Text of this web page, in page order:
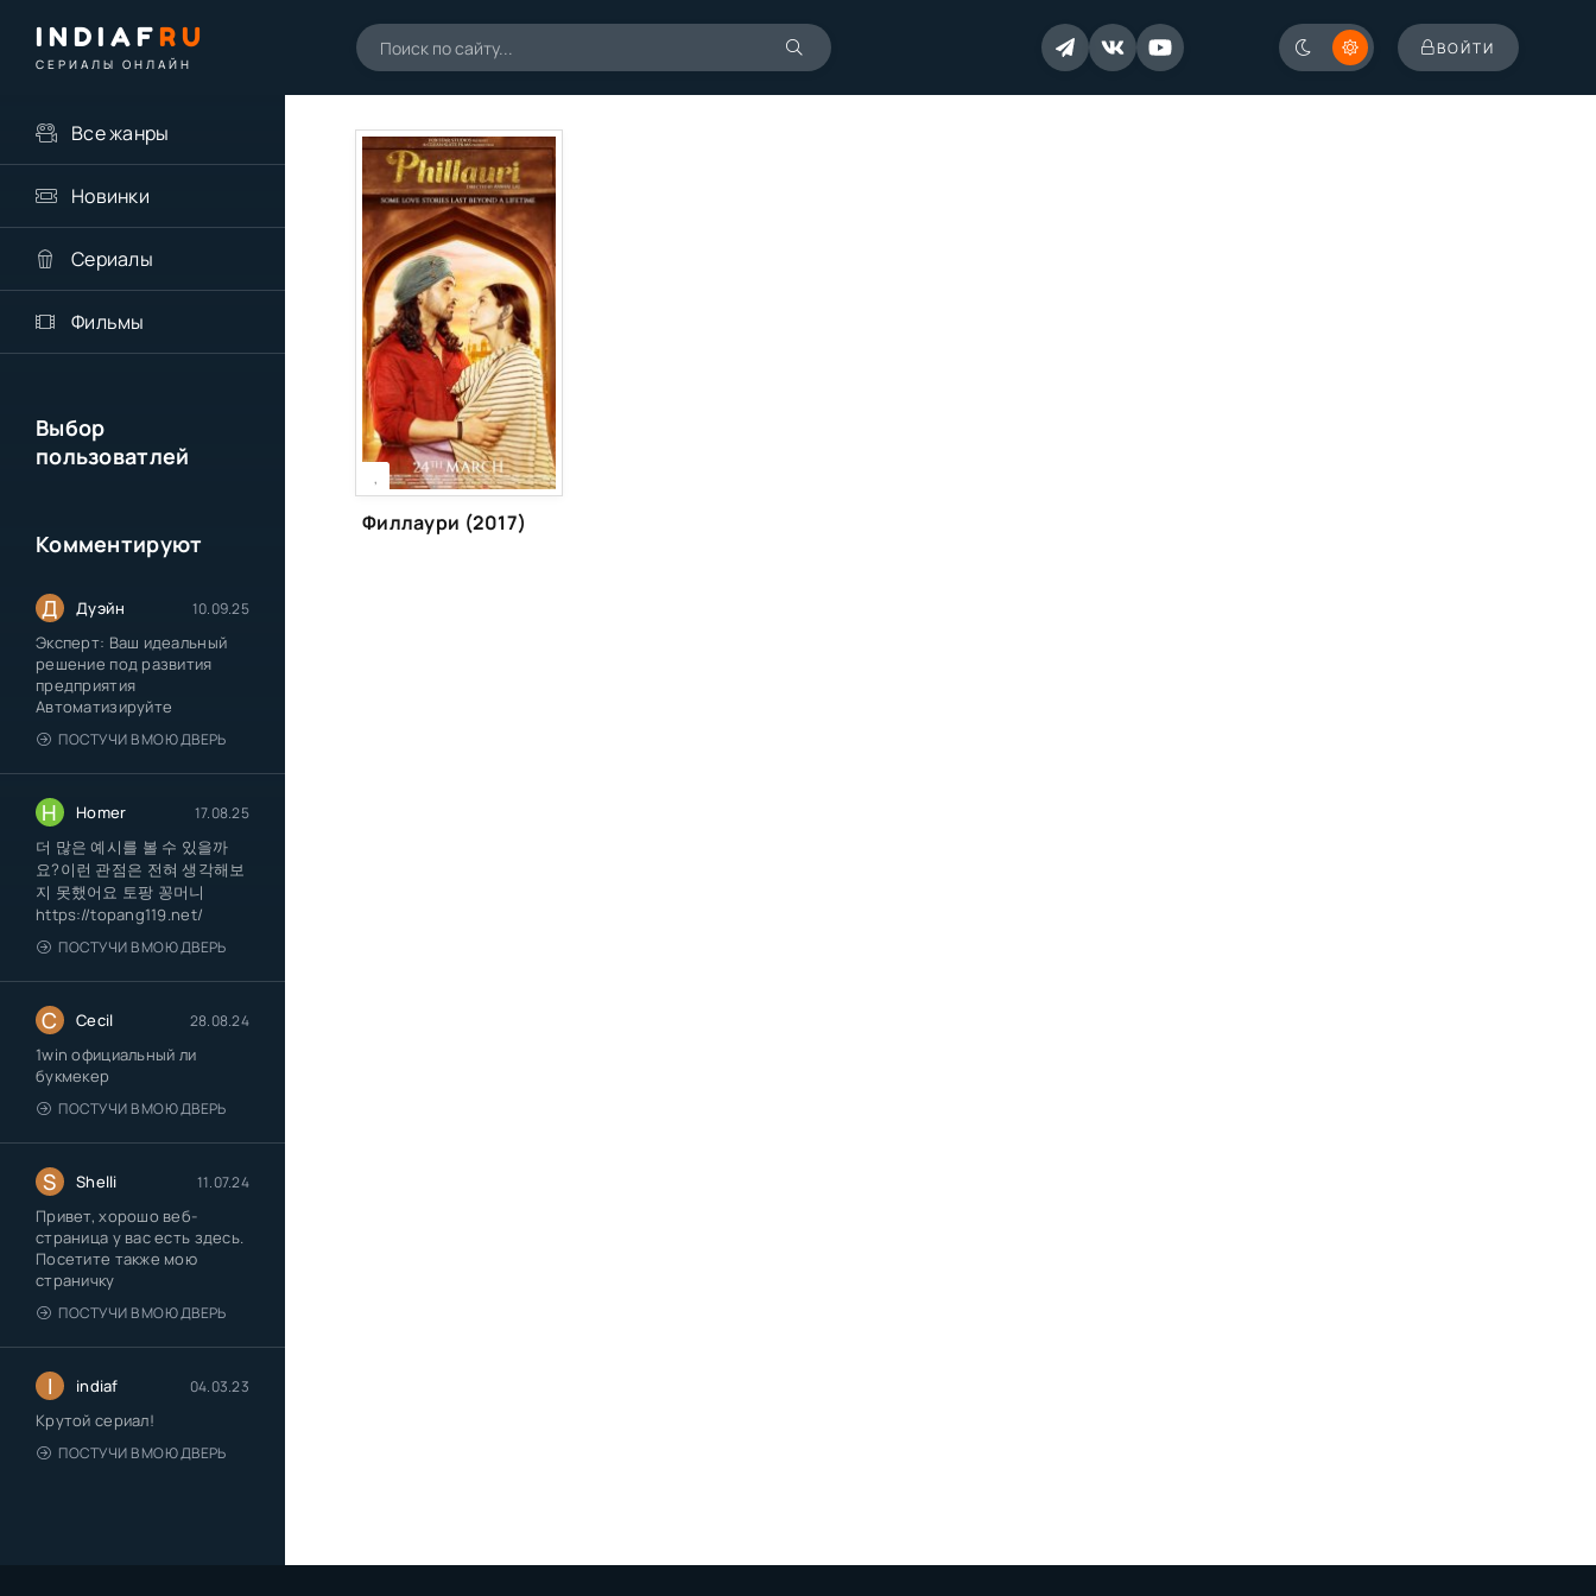
INDIAFRU
СЕРИАЛЫ ОНЛАЙН
ВОЙТИ
Все жанры
Новинки
Сериалы
Фильмы
Выбор
пользоватлей
Комментируют
Д Дуэйн 10.09.25
Эксперт: Ваш идеальный
решение под развития
предприятия
Автоматизируйте
ПОСТУЧИ В МОЮ ДВЕРЬ
H Homer 17.08.25
더 많은 예시를 볼 수 있을까
요?이런 관점은 전혀 생각해보
지 못했어요 토팡 꽁머니
https://topang119.net/
ПОСТУЧИ В МОЮ ДВЕРЬ
C Cecil 28.08.24
1win официальный ли
букмекер
ПОСТУЧИ В МОЮ ДВЕРЬ
S Shelli 11.07.24
Привет, хорошо веб-
страница у вас есть здесь.
Посетите также мою
страничку
ПОСТУЧИ В МОЮ ДВЕРЬ
I indiaf 04.03.23
Крутой сериал!
ПОСТУЧИ В МОЮ ДВЕРЬ
[xfgiven_season]
,[/xfgiven_season]
Филлаури (2017)